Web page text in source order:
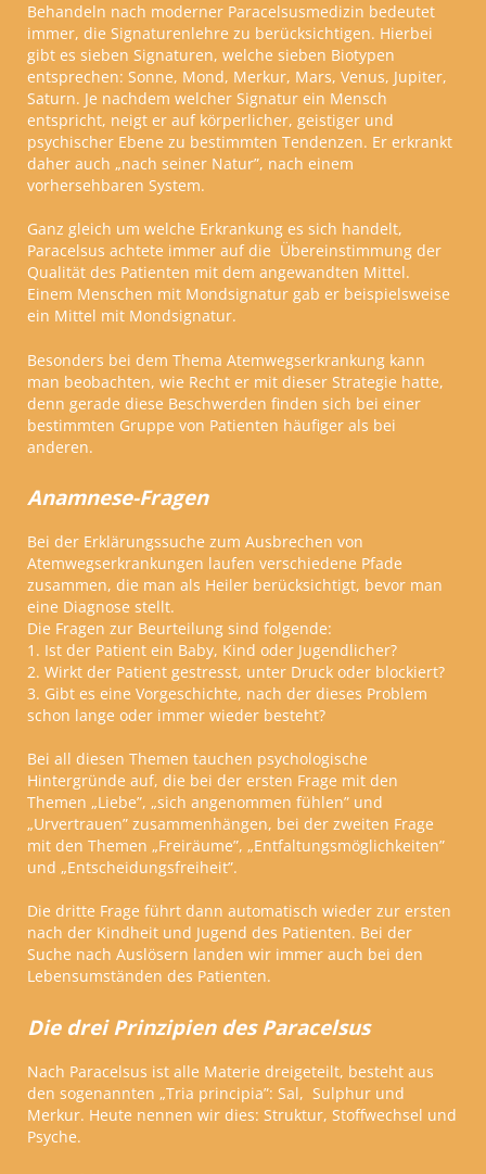
Behandeln nach moderner Paracelsusmedizin bedeutet
immer, die Signaturenlehre zu berücksichtigen. Hierbei
gibt es sieben Signaturen, welche sieben Biotypen
entsprechen: Sonne, Mond, Merkur, Mars, Venus, Jupiter,
Saturn. Je nachdem welcher Signatur ein Mensch
entspricht, neigt er auf körperlicher, geistiger und
psychischer Ebene zu bestimmten Tendenzen. Er erkrankt
daher auch „nach seiner Natur”, nach einem
vorhersehbaren System.
Ganz gleich um welche Erkrankung es sich handelt,
Paracelsus achtete immer auf die Übereinstimmung der
Qualität des Patienten mit dem angewandten Mittel.
Einem Menschen mit Mondsignatur gab er beispielsweise
ein Mittel mit Mondsignatur.
Besonders bei dem Thema Atemwegserkrankung kann
man beobachten, wie Recht er mit dieser Strategie hatte,
denn gerade diese Beschwerden finden sich bei einer
bestimmten Gruppe von Patienten häufiger als bei
anderen.
Anamnese-Fragen
Bei der Erklärungssuche zum Ausbrechen von
Atemwegserkrankungen laufen verschiedene Pfade
zusammen, die man als Heiler berücksichtigt, bevor man
eine Diagnose stellt.
Die Fragen zur Beurteilung sind folgende:
1. Ist der Patient ein Baby, Kind oder Jugendlicher?
2. Wirkt der Patient gestresst, unter Druck oder blockiert?
3. Gibt es eine Vorgeschichte, nach der dieses Problem
schon lange oder immer wieder besteht?
Bei all diesen Themen tauchen psychologische
Hintergründe auf, die bei der ersten Frage mit den
Themen „Liebe”, „sich angenommen fühlen”und
„Urvertrauen”zusammenhängen, bei der zweiten Frage
mit den Themen „Freiräume”, „Entfaltungsmöglichkeiten”
und „Entscheidungsfreiheit”.
Die dritte Frage führt dann automatisch wieder zur ersten
nach der Kindheit und Jugend des Patienten. Bei der
Suche nach Auslösern landen wir immer auch bei den
Lebensumständen des Patienten.
Die drei Prinzipien des Paracelsus
Nach Paracelsus ist alle Materie dreigeteilt, besteht aus
den sogenannten „Tria principia”: Sal, Sulphur und
Merkur. Heute nennen wir dies: Struktur, Stoffwechsel und
Psyche.